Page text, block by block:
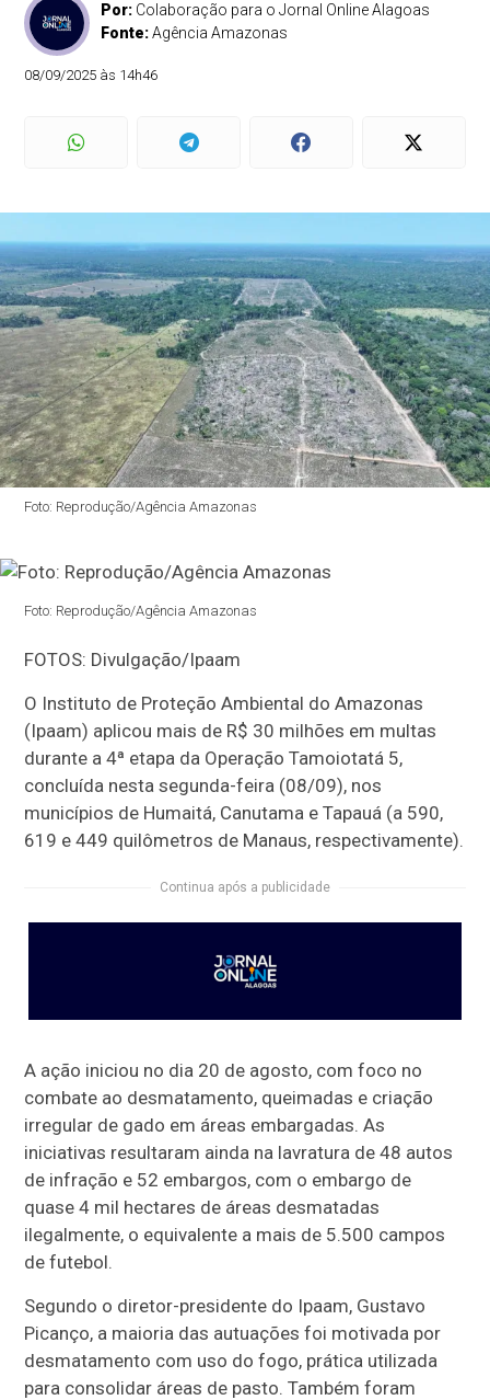
Por: Colaboração para o Jornal Online Alagoas
Fonte:Agência Amazonas
08/09/2025 às 14h46
Foto: Reprodução/Agência Amazonas
Foto: Reprodução/Agência Amazonas
FOTOS: Divulgação/Ipaam
O Instituto de Proteção Ambiental do Amazonas
(Ipaam) aplicou mais de R$ 30 milhões em multas
durante a 4ª etapa da Operação Tamoiotatá 5,
concluída nesta segunda-feira (08/09), nos
municípios de Humaitá, Canutama e Tapauá (a 590,
619 e 449 quilômetros de Manaus, respectivamente).
Continua após a publicidade
A ação iniciou no dia 20 de agosto, com foco no
combate ao desmatamento, queimadas e criação
irregular de gado em áreas embargadas. As
iniciativas resultaram ainda na lavratura de 48 autos
de infração e 52 embargos, com o embargo de
quase 4 mil hectares de áreas desmatadas
ilegalmente, o equivalente a mais de 5.500 campos
de futebol.
Segundo o diretor-presidente do Ipaam, Gustavo
Picanço, a maioria das autuações foi motivada por
desmatamento com uso do fogo, prática utilizada
para consolidar áreas de pasto. Também foram